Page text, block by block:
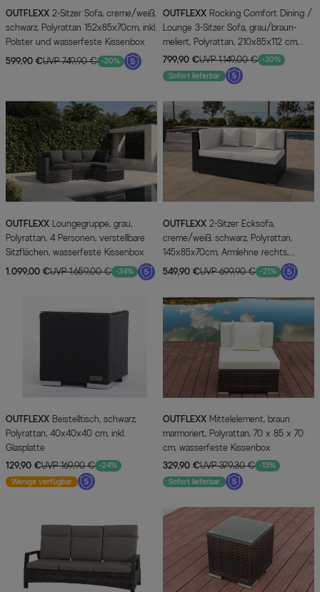
OUTFLEXX
schwarz, Polyrattan 152x85x70cm, inkl.
Polster und wasserfeste Kissenbox
599,90 €UVP 749,90 € -20%
OUTFLEXX
Lounge 3-Sitzer Sofa, grau/braun-
meliert, Polyrattan, 210x85x112 cm,
verstellbar
799,90 €UVP 1.149,00 € -30%
Sofort lieferbar
OUTFLEXX
Polyrattan, 4 Personen, verstellbare
Sitzflächen, wasserfeste Kissenbox
1.099,00 €UVP 1.659,00 € -34%
OUTFLEXX
creme/weiß, schwarz, Polyrattan,
145x85x70cm, Armlehne rechts,
wasserfeste Kissenbox
549,90 €UVP 699,90 € -21%
OUTFLEXX
Polyrattan, 40x40x40 cm, inkl.
Glasplatte
129,90 €UVP 169,90 € -24%
Wenige verfügbar
OUTFLEXX
marmoriert, Polyrattan, 70 x 85 x 70
cm, wasserfeste Kissenbox
329,90 €UVP 379,30 € -13%
Sofort lieferbar